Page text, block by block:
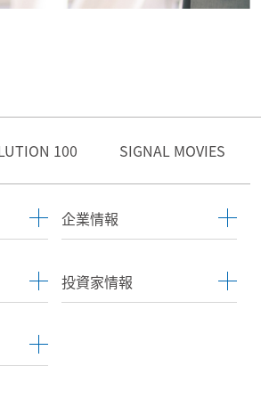
100 SIGNAL MOVIES
企業情報
投資家情報